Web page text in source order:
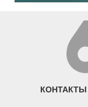
КОНТАКТЫ